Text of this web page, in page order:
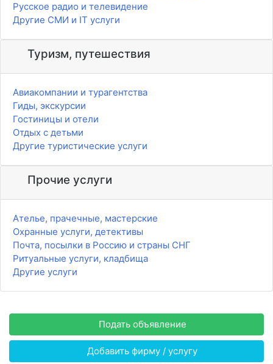
Русское радио и телевидение
Другие СМИ и IT услуги
Туризм, путешествия
Авиакомпании и турагентства
Гиды, экскурсии
Гостиницы и отели
Отдых с детьми
Другие туристические услуги
Прочие услуги
Ателье, прачечные, мастерские
Охранные услуги, детективы
Почта, посылки в Россию и страны СНГ
Ритуальные услуги, кладбища
Другие услуги
Подать объявление
Добавить фирму / услугу